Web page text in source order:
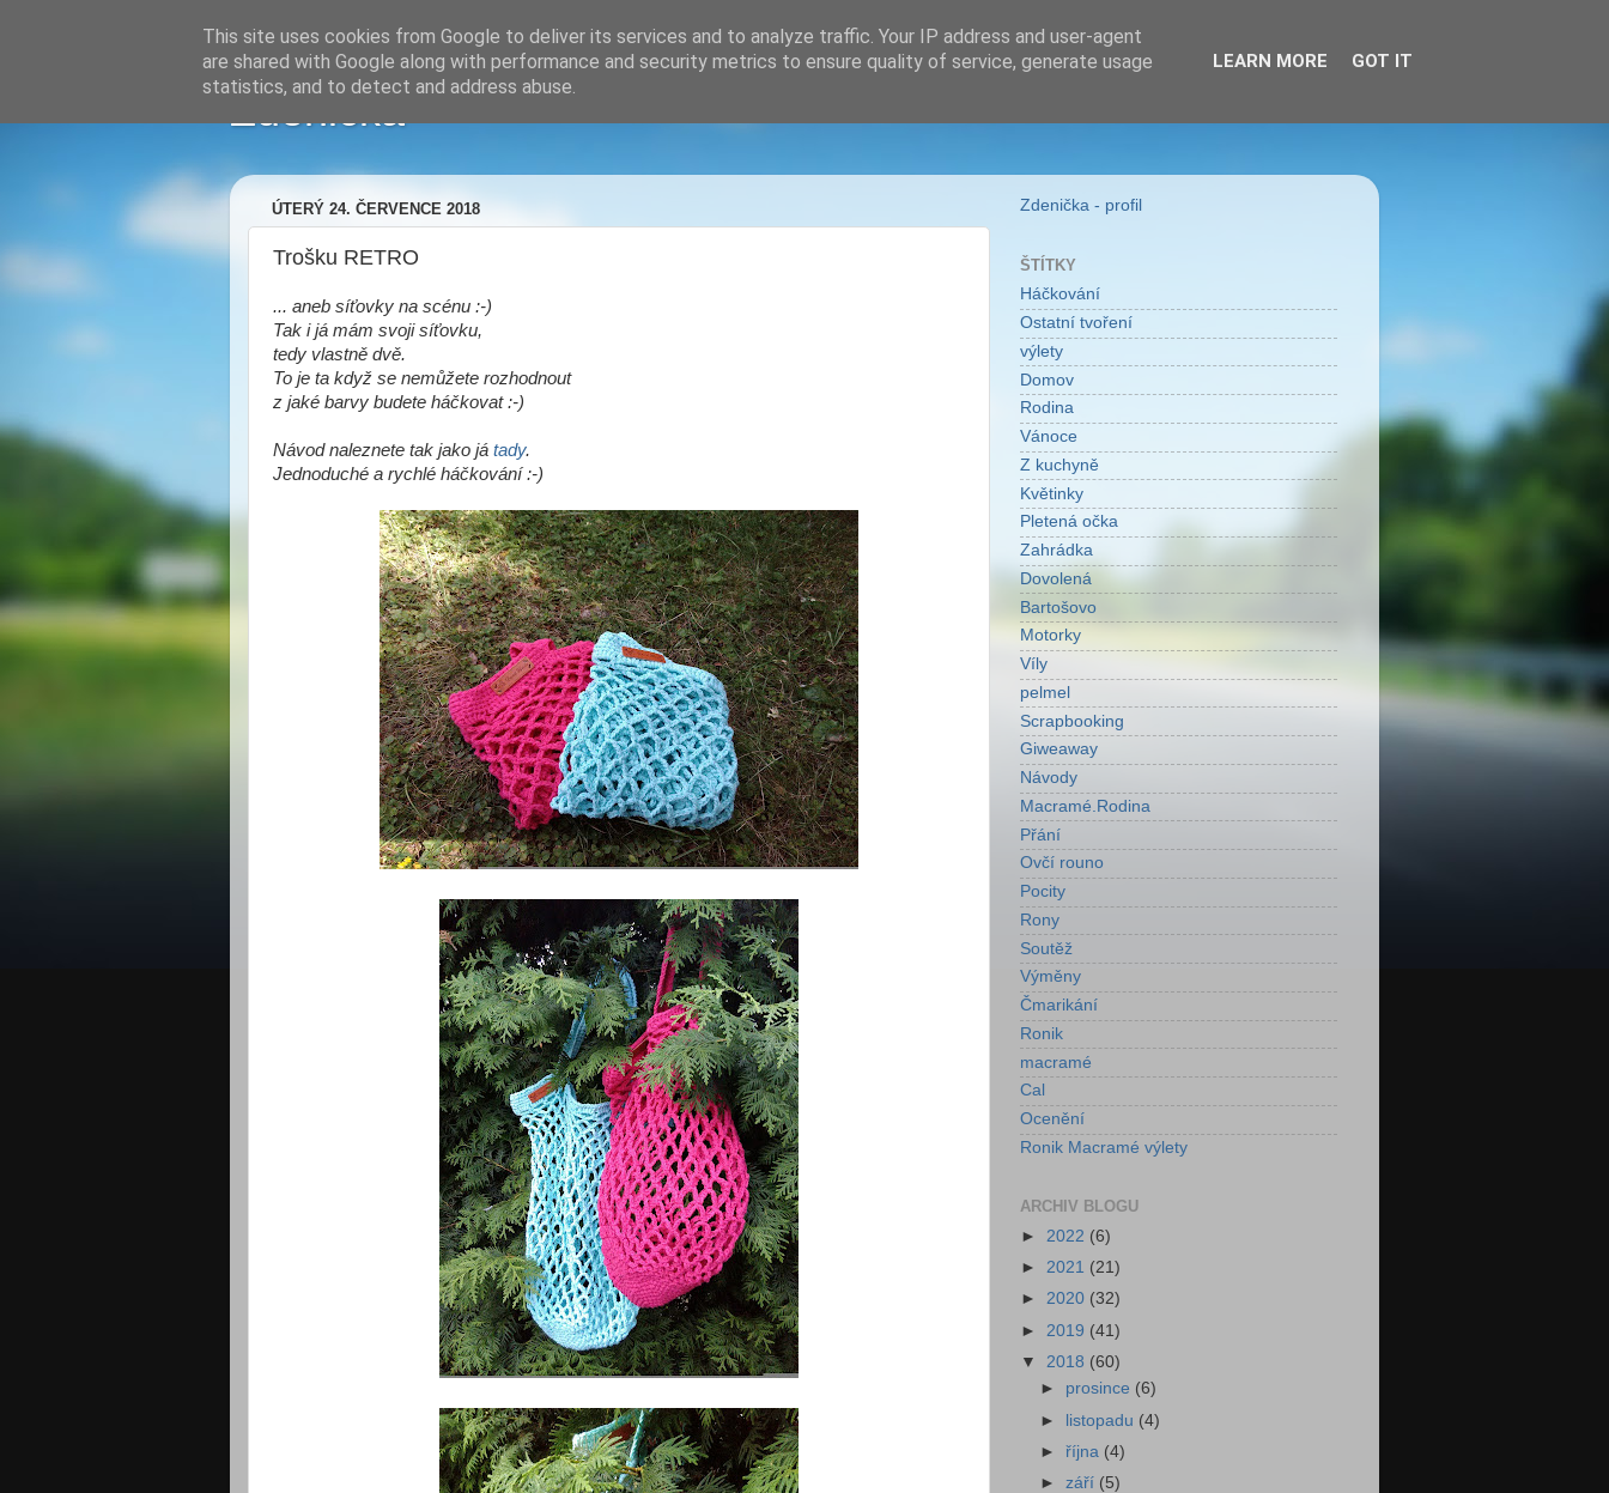
Zdenička
ÚTERÝ 24. ČERVENCE 2018
Trošku RETRO
... aneb síťovky na scénu :-)
Tak i já mám svoji síťovku,
tedy vlastně dvě.
To je ta když se nemůžete rozhodnout
z jaké barvy budete háčkovat :-)
Návod naleznete tak jako já tady.
Jednoduché a rychlé háčkování :-)
Zdenička - profil
ŠTÍTKY
Háčkování
Ostatní tvoření
výlety
Domov
Rodina
Vánoce
Z kuchyně
Květinky
Pletená očka
Zahrádka
Dovolená
Bartošovo
Motorky
Víly
pelmel
Scrapbooking
Giweaway
Návody
Macramé.Rodina
Přání
Ovčí rouno
Pocity
Rony
Soutěž
Výměny
Čmarikání
Ronik
macramé
Cal
Ocenění
Ronik Macramé výlety
ARCHIV BLOGU
► 2022 (6)
► 2021 (21)
► 2020 (32)
► 2019 (41)
▼ 2018 (60)
► prosince (6)
► listopadu (4)
►října (4)
►září (5)
This site uses cookies from Google to deliver its services and to analyze traffic. Your IP address and user-agent
are shared with Google along with performance and security metrics to ensure quality of service, generate usage
statistics, and to detect and address abuse.
LEARN MORE GOT IT